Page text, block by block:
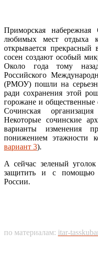
Приморская
любимых мест отдыха
открывается
сосен создают особый
Около года тому
Российского
(РМОУ) пошли на
ради сохранения этой
горожане и общественные
Сочинская
Некоторые сочинские
варианты изменения
понижением этажности
вариант 3).
А сейчас зеленый уголок
защитить и с помощью
России.
по материалам: itar-